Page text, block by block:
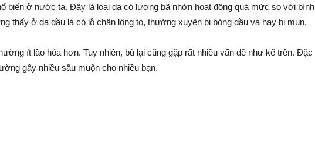
biến ở nước ta. Đây là loại da có lượng bã nhờn hoạt động quá mức so với bình
thấy ở da dầu là có lỗ chân lông to, thường xuyên bị bóng dầu và hay bị mụn.
ít lão hóa hơn. Tuy nhiên, bù lại cũng gặp rất nhiều vấn đề như kể trên. Đặc
gây nhiều sầu muộn cho nhiều bạn.